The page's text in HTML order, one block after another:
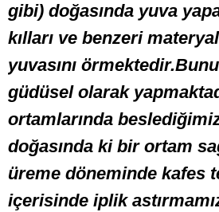
gibi) doğasında yuva
kılları ve benzeri
yuvasını
güdüsel olarak
ortamlarında
doğasında ki bir ortam
üreme döneminde kafes
içerisinde iplik